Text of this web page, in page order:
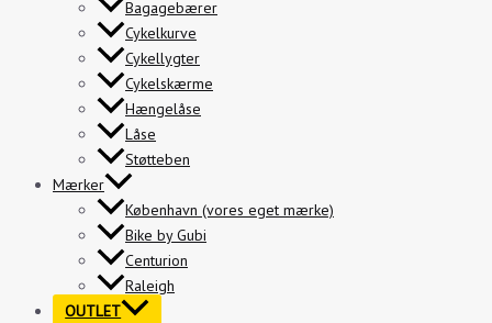
Bagagebærer
Cykelkurve
Cykellygter
Cykelskærme
Hængelåse
Låse
Støtteben
Mærker
København (vores eget mærke)
Bike by Gubi
Centurion
Raleigh
OUTLET